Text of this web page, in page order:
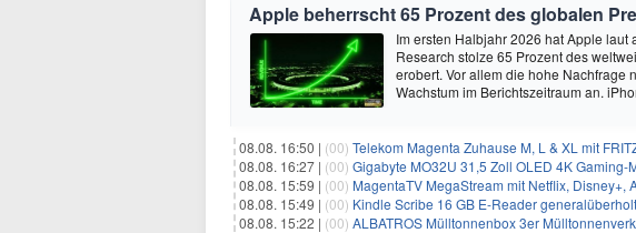
Apple beherrscht 65 Prozent des globalen
Im ersten Halbjahr 2026 hat Apple
Research stolze 65 Prozent des
erobert. Vor allem die hohe Nachfrage
Wachstum im Berichtszeitraum an.
08.08. 16:50 | (00) Telekom Magenta Zuhause M, L & XL mit FRITZ!Box
08.08. 16:27 | (00) Gigabyte MO32U 31,5 Zoll OLED 4K Gaming-
08.08. 15:59 | (00) MagentaTV MegaStream mit Netflix, Disney+,
08.08. 15:49 | (00) Kindle Scribe 16 GB E-Reader
08.08. 15:22 | (00) ALBATROS Mülltonnenbox 3er